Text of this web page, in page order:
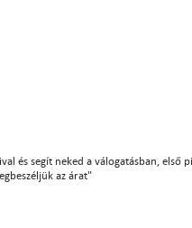
és segít neked a válogatásban, első
az árat"